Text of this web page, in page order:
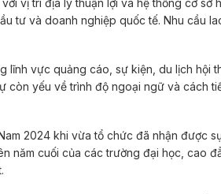
tư và doanh nghiệp quốc tế. Nhu cầu
lĩnh vực quảng cáo, sự kiện, du lịch hội
còn yếu về trình độ ngoại ngữ và cách
2024 khi vừa tổ chức đã nhận được
năm cuối của các trường đại học, cao